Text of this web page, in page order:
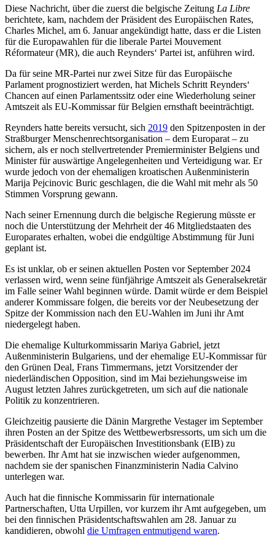
Diese Nachricht, über die zuerst die belgische Zeitung La Libre
berichtete, kam, nachdem der Präsident des Europäischen Rates,
Charles Michel, am 6. Januar angekündigt hatte, dass er die Listen
für die Europawahlen für die liberale Partei Mouvement
Réformateur (MR), die auch Reynders‘ Partei ist, anführen wird.
Da für seine MR-Partei nur zwei Sitze für das Europäische
Parlament prognostiziert werden, hat Michels Schritt Reynders‘
Chancen auf einen Parlamentssitz oder eine Wiederholung seiner
Amtszeit als EU-Kommissar für Belgien ernsthaft beeinträchtigt.
Reynders hatte bereits versucht, sich 2019 den Spitzenposten in der
Straßburger Menschenrechtsorganisation – dem Europarat – zu
sichern, als er noch stellvertretender Premierminister Belgiens und
Minister für auswärtige Angelegenheiten und Verteidigung war. Er
wurde jedoch von der ehemaligen kroatischen Außenministerin
Marija Pejcinovic Buric geschlagen, die die Wahl mit mehr als 50
Stimmen Vorsprung gewann.
Nach seiner Ernennung durch die belgische Regierung müsste er
noch die Unterstützung der Mehrheit der 46 Mitgliedstaaten des
Europarates erhalten, wobei die endgültige Abstimmung für Juni
geplant ist.
Es ist unklar, ob er seinen aktuellen Posten vor September 2024
verlassen wird, wenn seine fünfjährige Amtszeit als Generalsekretär
im Falle seiner Wahl beginnen würde. Damit würde er dem Beispiel
anderer Kommissare folgen, die bereits vor der Neubesetzung der
Spitze der Kommission nach den EU-Wahlen im Juni ihr Amt
niedergelegt haben.
Die ehemalige Kulturkommissarin Mariya Gabriel, jetzt
Außenministerin Bulgariens, und der ehemalige EU-Kommissar für
den Grünen Deal, Frans Timmermans, jetzt Vorsitzender der
niederländischen Opposition, sind im Mai beziehungsweise im
August letzten Jahres zurückgetreten, um sich auf die nationale
Politik zu konzentrieren.
Gleichzeitig pausierte die Dänin Margrethe Vestager im September
ihren Posten an der Spitze des Wettbewerbsressorts, um sich um die
Präsidentschaft der Europäischen Investitionsbank (EIB) zu
bewerben. Ihr Amt hat sie inzwischen wieder aufgenommen,
nachdem sie der spanischen Finanzministerin Nadia Calvino
unterlegen war.
Auch hat die finnische Kommissarin für internationale
Partnerschaften, Utta Urpillen, vor kurzem ihr Amt aufgegeben, um
bei den finnischen Präsidentschaftswahlen am 28. Januar zu
kandidieren, obwohl die Umfragen entmutigend waren.